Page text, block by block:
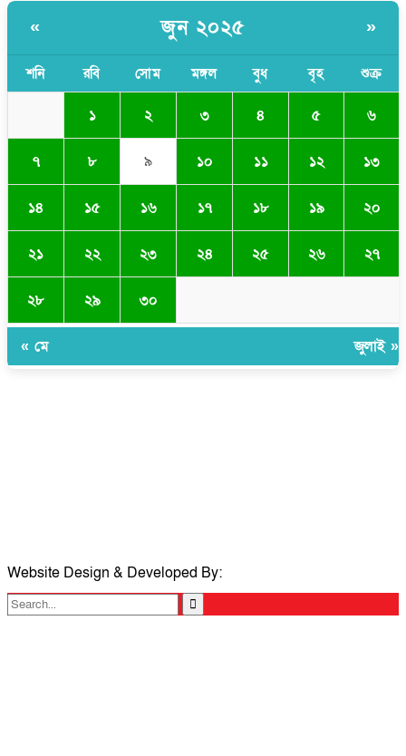
« জুন ২০২৫ »
শনি রবি সোম মঙ্গল বুধ বৃহ শুক্র
১ ২ ৩ ৪ ৫ ৬
৭ ৮ ৯ ১০ ১১ ১২ ১৩
১৪ ১৫ ১৬ ১৭ ১৮ ১৯ ২০
২১ ২২ ২৩ ২৪ ২৫ ২৬ ২৭
২৮ ২৯ ৩০
« মে জুলাই »
Website Design & Developed By: